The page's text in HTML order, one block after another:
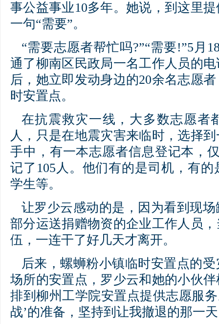
事公益事业10多年。她说，到这里
一句“需要”。
“需要志愿者帮忙吗?”“需要!”5月
通了柳南区民政局一名工作人员的
后，她立即发动身边的20余名志愿
时安置点。
在抗震救灾一线，大多数志愿者
人，只是在地震灾害来临时，选择
手中，有一本志愿者信息登记本，
记了105人。他们有的是司机，有
学生等。
让罗少云感动的是，因为看到现
部分运送捐赠物资的企业工作人员
伍，一连干了好几天才离开。
后来，螺蛳粉小镇临时安置点的
场所的安置点，罗少云和她的小伙
排到柳州工学院安置点提供志愿服
战’的准备，坚持到让我撤退的那一